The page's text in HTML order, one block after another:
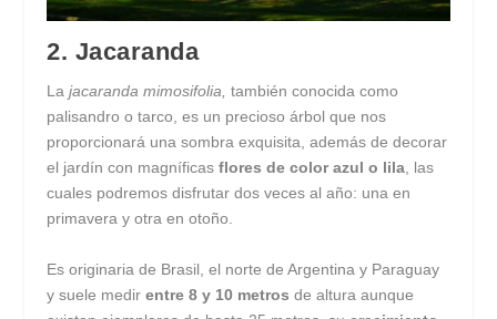
2. Jacaranda
Lajacaranda mimosifolia, también conocida como
palisandro o tarco, es un precioso árbol que nos
proporcionará una sombra exquisita, además de decorar
el jardín con magníficasflores de color azul o lila, las
cuales podremos disfrutar dos veces al año: una en
primavera y otra en otoño.
Es originaria de Brasil, el norte de Argentina y Paraguay
y suele medirentre 8 y 10 metros de altura aunque